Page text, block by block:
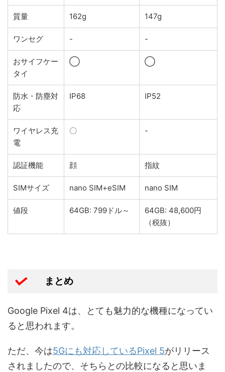
質量 162g 147g
ワンセグ - -
おサイフケー
タイ
◯ ◯
防水・防塵対
応
IP68 IP52
ワイヤレス充
電
〇 -
認証機能 顔 指紋
SIMサイズ nano SIM+eSIM nano SIM
値段 64GB: 799ドル～
64GB: 48,600円
（税抜）
まとめ
Google Pixel 4は、とても魅力的な機種になってい
ると思われます。
ただ、今は5Gにも対応しているPixel 5がリリース
されましたので、そちらとの比較になると思いま